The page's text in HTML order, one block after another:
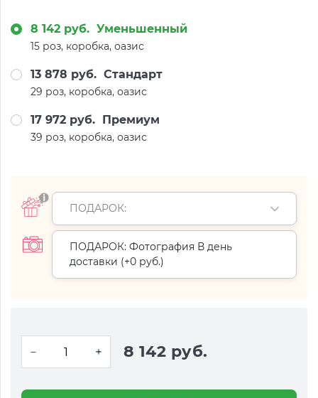
8 142 руб. Уменьшенный
15 роз, коробка, оазис
13 878 руб. Стандарт
29 роз, коробка, оазис
17 972 руб. Премиум
39 роз, коробка, оазис
ПОДАРОК:
ПОДАРОК: Фотография В день
доставки (+0 руб.)
8 142 руб.